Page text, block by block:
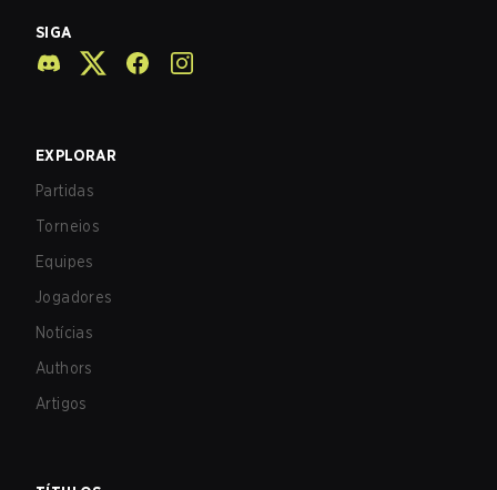
SIGA
EXPLORAR
Partidas
Torneios
Equipes
Jogadores
Notícias
Authors
Artigos